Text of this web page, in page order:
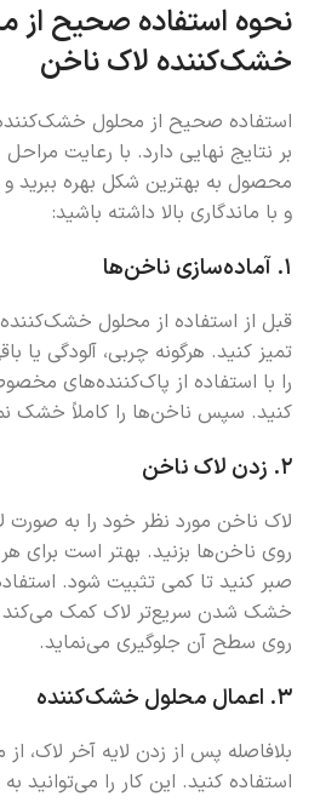
نحوه استفاده صحیح از
خشک‌کننده لاک ناخن
استفاده صحیح از محلول خشک‌کننده
بر نتایج نهایی دارد. با رعایت مراحل
محصول به بهترین شکل بهره ببرید و
و با ماندگاری بالا داشته باشید:
۱. آماده‌سازی ناخن‌ها
قبل از استفاده از محلول
تمیز کنید. هرگونه چربی، آلودگی یا
را با استفاده از پاک‌کننده‌های
کنید. سپس ناخن‌ها را کاملاً خشک
۲. زدن لاک ناخن
لاک ناخن مورد نظر خود را به صورت
صبر کنید تا کمی تثبیت شود.
خشک شدن سریع‌تر لاک کمک می‌کند
روی سطح آن جلوگیری می‌نماید.
۳. اعمال محلول خشک‌کننده
بلافاصله پس از زدن لایه آخر لاک،
استفاده کنید. این کار را می‌توانید